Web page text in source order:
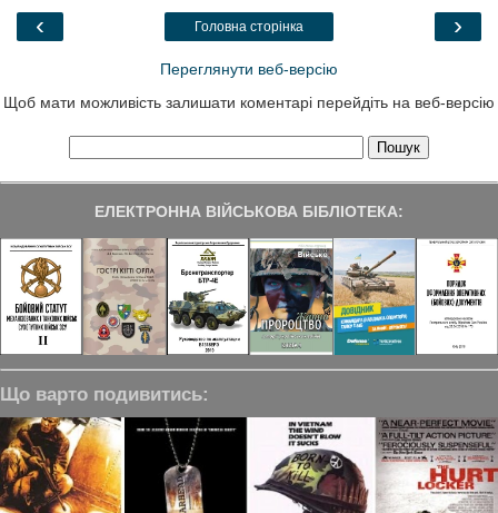
k
m
‹ ›
Головна сторінка
Переглянути веб-версію
Щоб мати можливість залишати коментарі перейдіть на веб-версію
ЕЛЕКТРОННА ВІЙСЬКОВА БІБЛІОТЕКА:
Що варто подивитись: